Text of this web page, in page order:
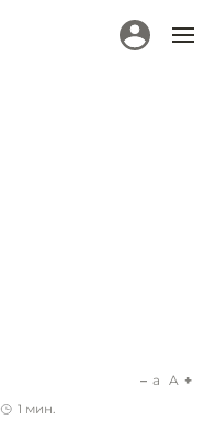
1 мин.
a A